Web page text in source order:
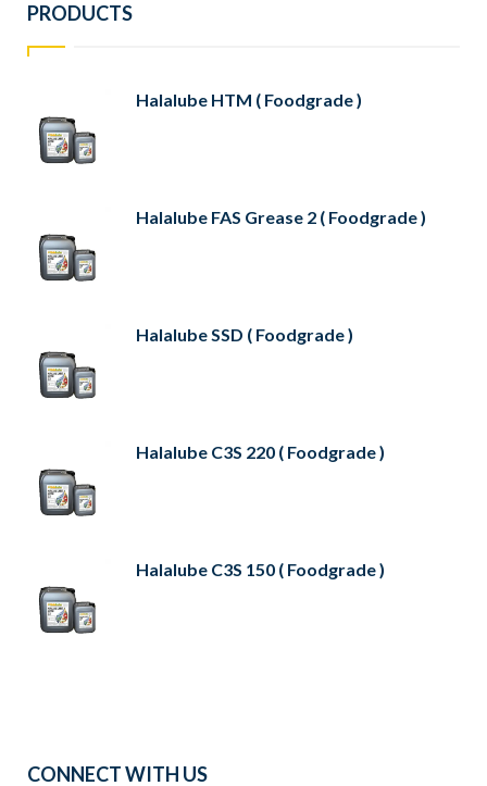
PRODUCTS
Halalube HTM ( Foodgrade )
Halalube FAS Grease 2 ( Foodgrade )
Halalube SSD ( Foodgrade )
Halalube C3S 220 ( Foodgrade )
Halalube C3S 150 ( Foodgrade )
CONNECT WITH US